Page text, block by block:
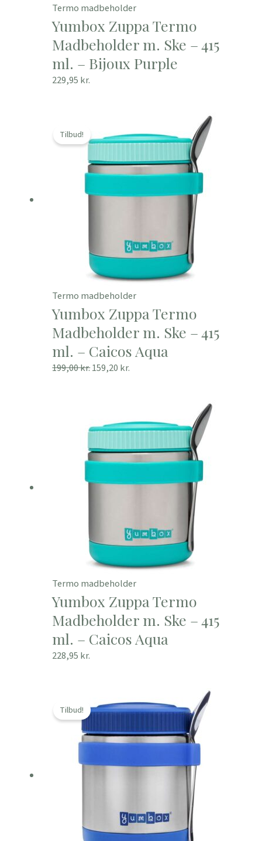
Termo madbeholder
Yumbox Zuppa Termo
Madbeholder m. Ske – 415
ml. – Bijoux Purple
229,95 kr.
Tilbud!
Termo madbeholder
Yumbox Zuppa Termo
Madbeholder m. Ske – 415
ml. – Caicos Aqua
199,00kr.
oprindelige
var:
159,20 kr.
aktuelle
er:
Termo madbeholder
Yumbox Zuppa Termo
Madbeholder m. Ske – 415
ml. – Caicos Aqua
228,95 kr.
Tilbud!
oprindelige
var:
aktuelle
er: